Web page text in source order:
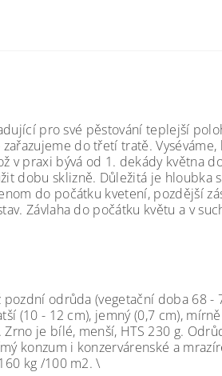
pro své pěstování teplejší
do třetí tratě.
v praxi bývá od 1. dekády května
dobu sklizně. Důležitá je hloubka
do počátku kvetení, pozdější
Závlaha do počátku květu a v
pozdní odrůda (vegetační doba 68
(10 - 12 cm), jemný (0,7 cm),
Zrno je bílé, menší, HTS 230 g.
konzum i konzervárenské a
kg /100 m2. \